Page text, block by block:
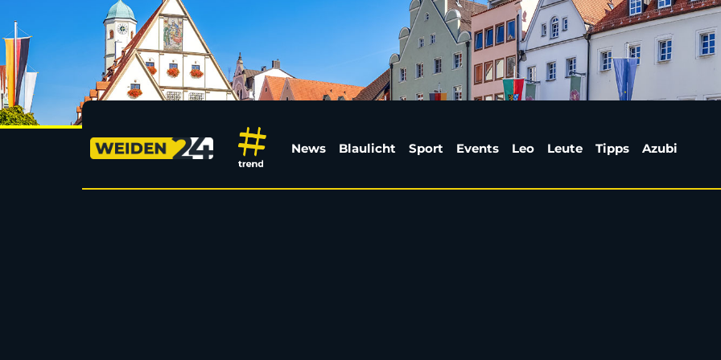
Bayernligist SpVgg SV Weiden verliert einen
News Blaulicht Sport Events Leo Leute Tipps Azubi